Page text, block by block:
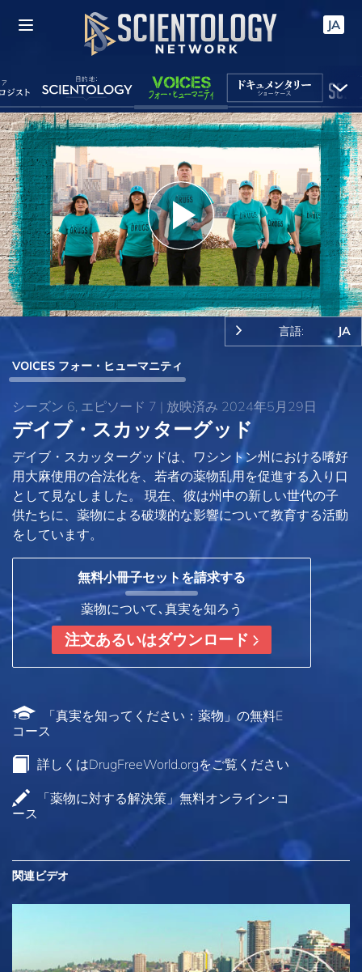
JA
Play
Video
言語: JA
VOICES フォー・ヒューマニティ
シーズン 6, エピソード 7 | 放映済み 2024年5月29日
デイブ・スカッターグッド
デイブ・スカッターグッドは、ワシントン州における嗜好
用大麻使用の合法化を、若者の薬物乱用を促進する入り口
として見なしました。 現在、彼は州中の新しい世代の子
供たちに、薬物による破壊的な影響について教育する活動
をしています。
無料小冊子セットを請求する
薬物について､真実を知ろう
注文あるいはダウンロード
「真実を知ってください：薬物」の無料E
コース
詳しくはDrugFreeWorld.orgをご覧ください
「薬物に対する解決策」無料オンライン･コ
ース
関連ビデオ